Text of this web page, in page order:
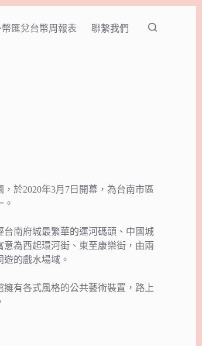
幣匯兌台幣周報表 聯繫我們
於2020年3月7日開幕，為台南市區
南府城最繁華的運河碼頭、中國城
為西起環河街、東至康樂街，由兩
的戲水場域。
有各式風格的公共藝術裝置，路上